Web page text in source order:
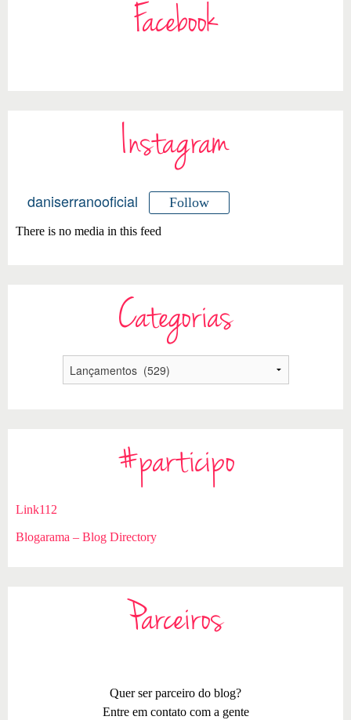
Facebook
Instagram
daniserranooficial Follow
There is no media in this feed
Categorias
#participo
Link112
Blogarama – Blog Directory
Parceiros
Quer ser parceiro do blog?
Entre em contato com a gente